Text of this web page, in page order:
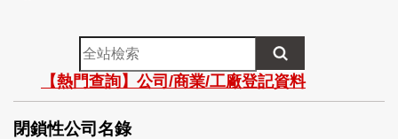
全
站
檢
索
【熱門查詢】公司/商業/工廠登記資料
閉鎖性公司名錄